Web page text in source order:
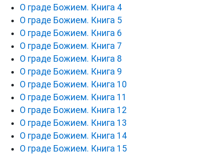
О граде Божием. Книга 4
О граде Божием. Книга 5
О граде Божием. Книга 6
О граде Божием. Книга 7
О граде Божием. Книга 8
О граде Божием. Книга 9
О граде Божием. Книга 10
О граде Божием. Книга 11
О граде Божием. Книга 12
О граде Божием. Книга 13
О граде Божием. Книга 14
О граде Божием. Книга 15